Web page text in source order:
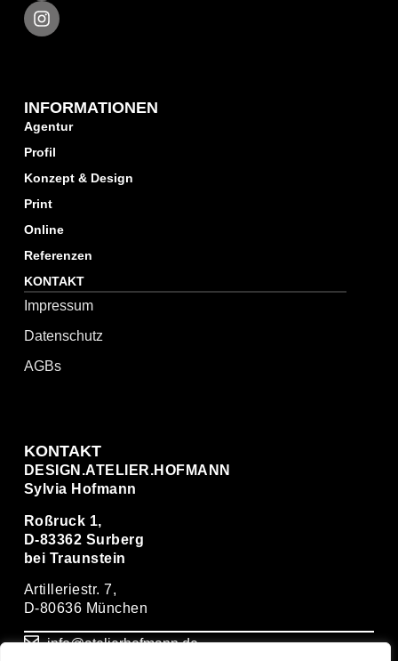
INFORMATIONEN
Agentur
Profil
Konzept & Design
Print
Online
Referenzen
KONTAKT
Impressum
Datenschutz
AGBs
KONTAKT
DESIGN.ATELIER.HOFMANN
Sylvia Hofmann
Roßruck 1,
D-83362 Surberg
bei Traunstein
Artilleriestr. 7,
D-80636 München
info@atelierhofmann.de